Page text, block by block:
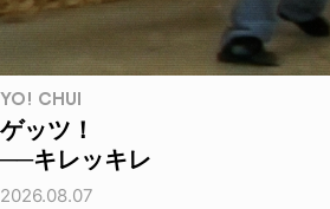
YO! CHUI
ゲッツ！
──キレッキレ
2026.08.07